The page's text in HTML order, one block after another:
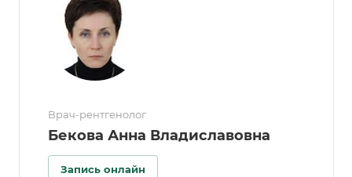
Врач-рентгенолог
Бекова Анна Владиславовна
Запись онлайн